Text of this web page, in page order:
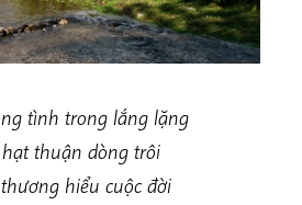
tình trong lắng lặng
thuận dòng trôi
hiểu cuộc đời